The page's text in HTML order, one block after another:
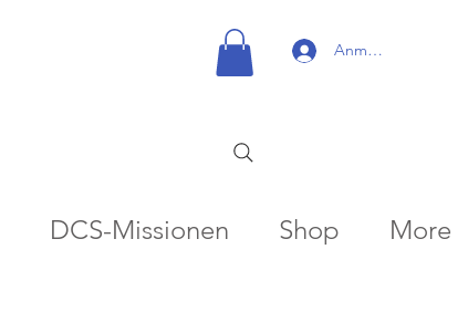
Anmelden
DCS-Missionen Shop More